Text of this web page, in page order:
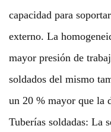
capacidad para
externo. La
mayor presión de
soldados del mismo
un 20 % mayor que la
Tuberías soldadas: La